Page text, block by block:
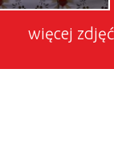
więcej zdjęć